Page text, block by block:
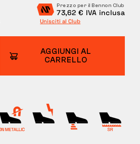
Prezzo per il Bennon Club
73,62 € IVA inclusa
Unisciti al Club
AGGIUNGI AL
CARRELLO